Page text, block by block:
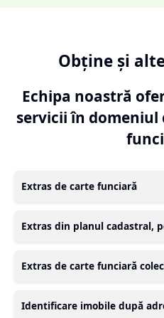
Obține și
Echipa noastră
servicii în
Extras de carte funciară
Extras din planul cadastral,
Extras de carte funciară
Identificare imobile după